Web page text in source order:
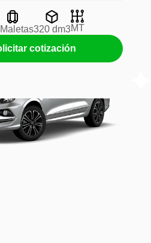
320 dm3MT
cotización